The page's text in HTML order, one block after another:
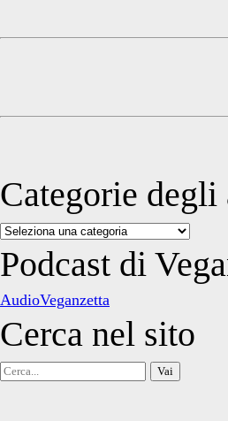
Sidebar
Categorie
Categorie
degli
articoli
Podcast di
AudioVeganzetta
Cerca nel sito
Cerca